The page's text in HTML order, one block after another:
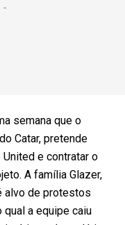
semana que o
Catar, pretende
e contratar o
A família Glazer,
alvo de protestos
a equipe caiu